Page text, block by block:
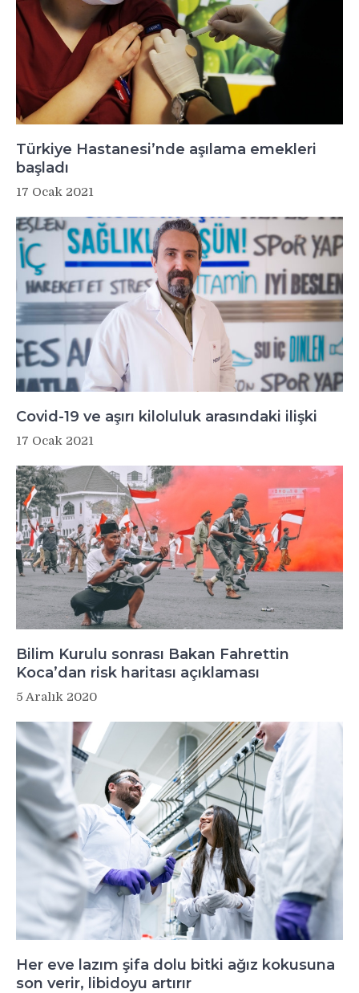
Türkiye Hastanesi’nde aşılama emekleri
başladı
17 Ocak 2021
Covid-19 ve aşırı kiloluluk arasındaki ilişki
17 Ocak 2021
Bilim Kurulu sonrası Bakan Fahrettin
Koca’dan risk haritası açıklaması
5 Aralık 2020
Her eve lazım şifa dolu bitki ağız kokusuna
son verir, libidoyu artırır